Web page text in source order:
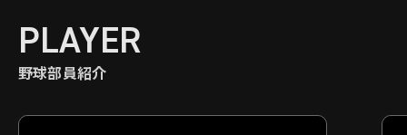
PLAYER
野球部員紹介